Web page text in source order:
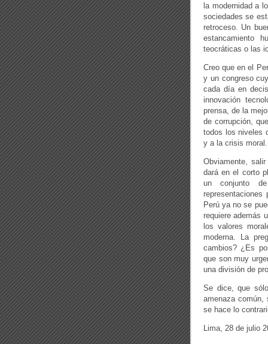
la modernidad a
sociedades se
retroceso. Un
estancamiento
teocráticas o las
Creo que en el
y un congreso
cada día en
innovación
prensa, de la
de corrupción,
todos los niveles
y a la crisis moral.
Obviamente,
dará en el corto
un conjunto de
Perú ya no se
requiere además
los valores
moderna. La
cambios? ¿Es
que son muy
una división de
Se dice, que
amenaza común,
se hace lo
Lima, 28 de julio